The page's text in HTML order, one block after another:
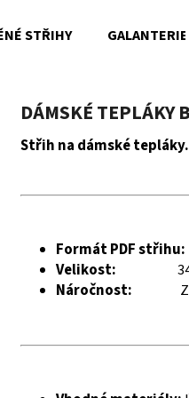
STŘIHY GALANTERIE
DÁMSKÉ TEPLÁKY
Střih na dámské tepláky.
Formát PDF střihu:
Velikost:
Náročnost: